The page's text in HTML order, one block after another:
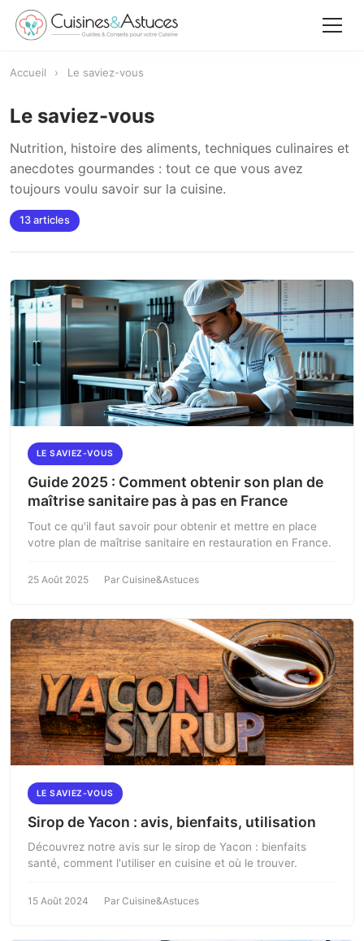
Accueil
Recettes
Équipements
Le saviez-vous
Rechercher
Facebook
Accueil › Le saviez-vous
Le saviez-vous
Nutrition, histoire des aliments, techniques culinaires et
anecdotes gourmandes : tout ce que vous avez
toujours voulu savoir sur la cuisine.
13 articles
LE SAVIEZ-VOUS
Guide 2025 : Comment obtenir son plan de
maîtrise sanitaire pas à pas en France
Tout ce qu'il faut savoir pour obtenir et mettre en place
votre plan de maîtrise sanitaire en restauration en France.
25 Août 2025 Par Cuisine&Astuces
LE SAVIEZ-VOUS
Sirop de Yacon : avis, bienfaits, utilisation
Découvrez notre avis sur le sirop de Yacon : bienfaits
santé, comment l'utiliser en cuisine et où le trouver.
15 Août 2024 Par Cuisine&Astuces